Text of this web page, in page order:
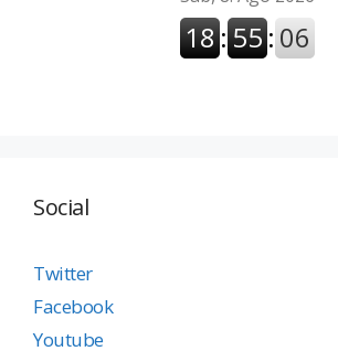
Social
Twitter
Facebook
Youtube